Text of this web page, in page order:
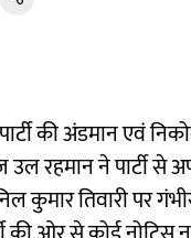
की अंडमान एवं
उल रहमान ने
कुमार तिवारी पर